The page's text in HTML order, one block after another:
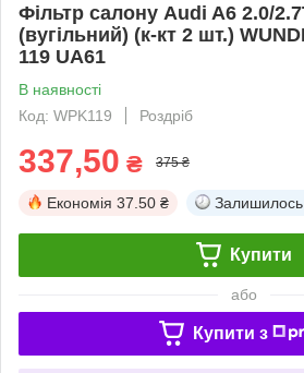
Фільтр салону Audi A6 2.0/
(вугільний) (к-кт 2 шт.)
119 UA61
В наявності
Код: WPK119
Роздріб
337,50 ₴ 375 ₴
Економія 37.50 ₴ Залишилось
Купити
або
Купити з